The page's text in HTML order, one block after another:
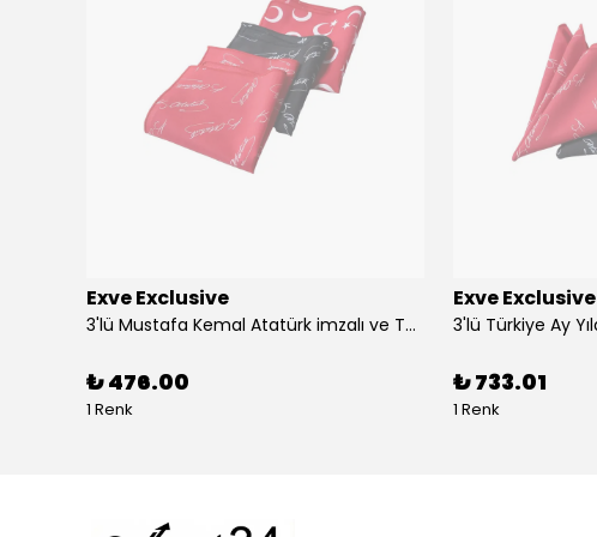
Exve Exclusive
3'lü Mustafa Kemal Atatürk imzalı ve Türkiye Ay Yıldız Bayraklı Kadın Fular Seti
₺ 476.00
1 Renk
Exve Exclusive
₺ 733.01
1 Renk